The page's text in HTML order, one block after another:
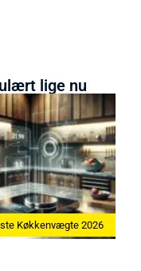
lige nu
Bedste Æggekoger